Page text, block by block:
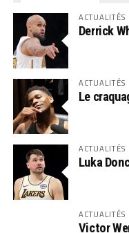
ACTUALITÉS
Derrick
ACTUALITÉS
Le
ACTUALITÉS
Luka
ACTUALITÉS
Victor